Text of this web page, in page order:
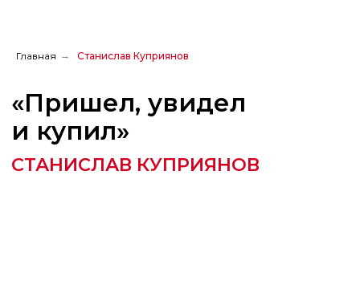
Главная → Станислав Куприянов
и купил»
СТАНИСЛАВ КУПРИЯНОВ